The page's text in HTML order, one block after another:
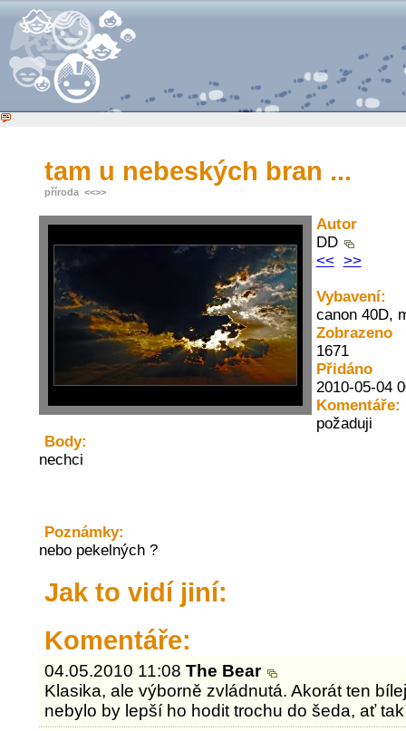
tam u nebeských bran ...
příroda <<>>
Autor
DD
<< >>
Vybavení:
canon 40D,
Zobrazeno
1671
Přidáno
2010-05-04
Komentáře:
požaduji
Body:
nechci
Poznámky:
nebo pekelných ?
Jak to vidí jiní:
Komentáře:
04.05.2010 11:08The Bear
Klasika, ale výborně zvládnutá. Akorát ten
nebylo by lepší ho hodit trochu do šeda, ať